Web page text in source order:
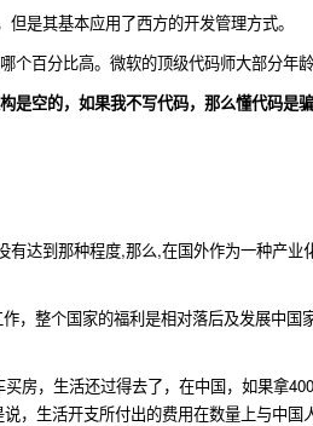
是其基本应用了西方的开发管理方式。
百分比高。微软的顶级代码师大部分年龄
是空的，如果我不写代码，那么懂代码是
达到那种程度,那么,在国外作为一种产
，整个国家的福利是相对落后及发展中国
房，生活还过得去了，在中国，如果拿
，生活开支所付出的费用在数量上与中